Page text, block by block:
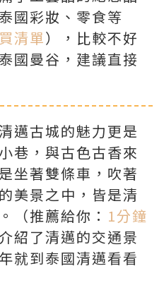
國彩妝、零食等
清單），比較不好
國曼谷，建議直接
邁古城的魅力更是
巷，與古色古香來
坐著雙條車，吹著
美景之中，皆是清
（推薦給你： 1分鐘
紹了清邁的交通景
就到泰國清邁看看